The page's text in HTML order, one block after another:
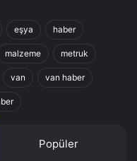
eşya haber
malzeme metruk
van van haber
Popüler